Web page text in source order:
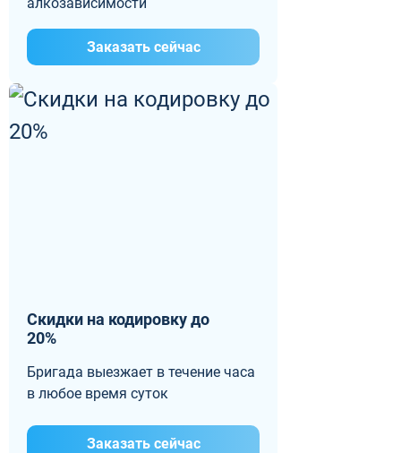
Заказать сейчас
Скидки на кодировку до
20%
Бригада выезжает в течение часа
в любое время суток
Заказать сейчас